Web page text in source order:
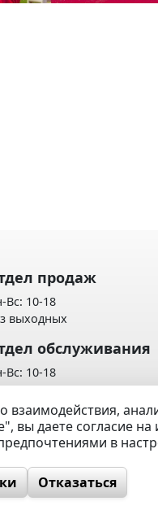
продаж
Вс: 10-18
выходных
обслуживания
Вс: 10-18
выходных
обработки
вы даете согласие
в
Отказаться